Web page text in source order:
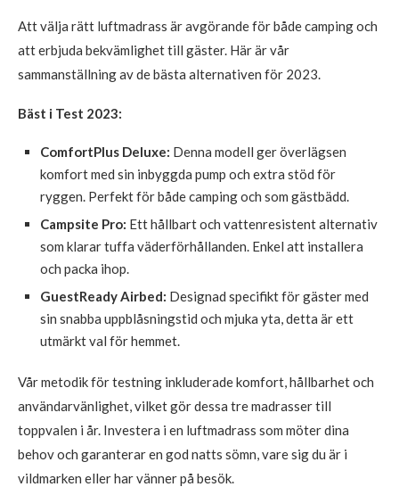
Att välja rätt luftmadrass är avgörande för både camping och
att erbjuda bekvämlighet till gäster. Här är vår
sammanställning av de bästa alternativen för 2023.
Bäst i Test 2023:
ComfortPlus Deluxe: Denna modell ger överlägsen
komfort med sin inbyggda pump och extra stöd för
ryggen. Perfekt för både camping och som gästbädd.
Campsite Pro: Ett hållbart och vattenresistent alternativ
som klarar tuffa väderförhållanden. Enkel att installera
och packa ihop.
GuestReady Airbed: Designad specifikt för gäster med
sin snabba uppblåsningstid och mjuka yta, detta är ett
utmärkt val för hemmet.
Vår metodik för testning inkluderade komfort, hållbarhet och
användarvänlighet, vilket gör dessa tre madrasser till
toppvalen i år. Investera i en luftmadrass som möter dina
behov och garanterar en god natts sömn, vare sig du är i
vildmarken eller har vänner på besök.